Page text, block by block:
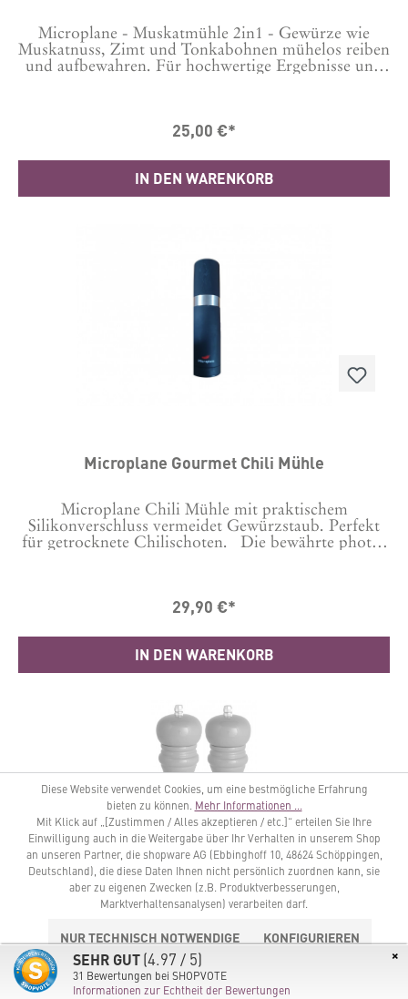
Microplane - Muskatmühle 2in1 - Gewürze wie
Muskatnuss, Zimt und Tonkabohnen mühelos reiben
und aufbewahren. Für hochwertige Ergebnisse und
drücken und im Uhrzeigersinn drehen. Praktischer
Produktbeschreibung / Eigenschaften Langlebige,
rasiermesserscharfe Edelstahlklingen - Made in USA
Ergonomisches Design, komfortable Handhabung
award 2018 gewonnen. Die Red Dot Jury hat die
innovative Muskatmühle mit dem international
renommierten Designpreis ausgezeichnet und
bestätigt damit die hohe Gestaltungsqualität dieser
Neuheit. Das besonders großartige an der
Muskatmühle ist, dass sie sich nicht nur für
Muskatnüsse eignet. Auch schwarzer Pfeffer, langer
Pfeffer, Zimt, Nüsse, Kräuter, Getreidekörner
25,00 €*
IN DEN WARENKORB
Microplane Gourmet Chili Mühle
Microplane Chili Mühle mit praktischem
Silikonverschluss vermeidet Gewürzstaub. Perfekt
für getrocknete Chilischoten. Die bewährte photo-
optimale Ergebnisse, ätherische Öle entfalten sich –
samtiger Griff für Komfort und Stabilität Precise
pressure ™ - Raffiniert entwickelte Sprungfeder für
optimalen Druck auf den Chili
rasiermesserscharfe Edelstahlklingen - Made in USA
Ergonomisches Design, komfortable Handhabung
Einfache Anwendung, leicht zu säubern
(spülmaschinenfest) Maße: 19,5 x 5 x 5 cm
29,90 €*
IN DEN WARENKORB
Salz-/Pfeffermühle hellgrau
Elegant-stilvolle Mühle für Salz/Pfeffer, in vielen
Diese Website verwendet Cookies, um eine bestmögliche Erfahrung
bieten zu können. Mehr Informationen ...
Mit Klick auf „[Zustimmen / Alles akzeptieren / etc.]“ erteilen Sie Ihre
Einwilligung auch in die Weitergabe über Ihr Verhalten in unserem Shop
an unseren Partner, die shopware AG (Ebbinghoff 10, 48624 Schöppingen,
Deutschland), die diese Daten Ihnen nicht persönlich zuordnen kann, sie
aber zu eigenen Zwecken (z.B. Produktverbesserungen,
Marktverhaltensanalysen) verarbeiten darf.
NUR TECHNISCH NOTWENDIGE
KONFIGURIEREN
ALLE COOKIES AKZEPTIEREN
×
SEHR GUT(4.97 / 5)
31 Bewertungen bei SHOPVOTE
Informationen zur Echtheit der Bewertungen